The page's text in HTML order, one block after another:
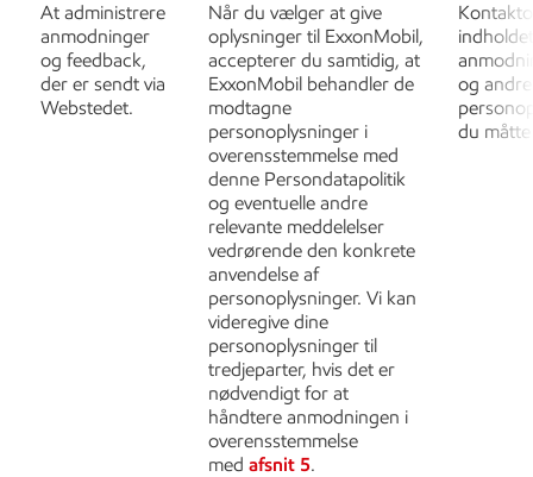
At administrere
anmodninger
og feedback,
der er sendt via
Webstedet.
Når du vælger at give
oplysninger til ExxonMobil,
accepterer du samtidig, at
ExxonMobil behandler de
modtagne
personoplysninger i
overensstemmelse med
denne Persondatapolitik
og eventuelle andre
relevante meddelelser
vedrørende den konkrete
anvendelse af
personoplysninger. Vi kan
videregive dine
personoplysninger til
tredjeparter, hvis det er
nødvendigt for at
håndtere anmodningen i
overensstemmelse
med afsnit 5.
og andre
du